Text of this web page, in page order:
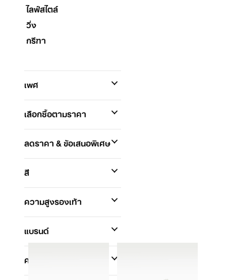
ไลฟ์สไตล์
วิ่ง
กรีฑา
เพศ
เลือกซื้อตามราคา
ลดราคา & ข้อเสนอพิเศษ
สี
ความสูงรองเท้า
แบรนด์
คอลเลกชัน